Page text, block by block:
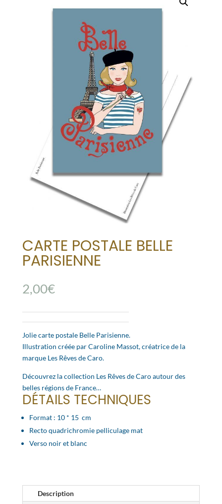
CARTE POSTALE BELLE
PARISIENNE
2,00€
Jolie carte postale Belle Parisienne.
Illustration créée par Caroline Massot, créatrice de la
marque Les Rêves de Caro.
Découvrez la collection Les Rêves de Caro autour des
belles régions de France…
DÉTAILS TECHNIQUES
Format : 10 * 15 cm
Recto quadrichromie pelliculage mat
Verso noir et blanc
Description